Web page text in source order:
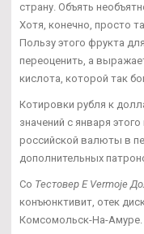
страну. Объять
Хотя, конечно, просто
Пользу этого фрукта
переоценить, а
кислота, которой так
Котировки рубля к
значений с января
российской валюты в
дополнительных
Со Тестовер Е Vermoje
конъюнктивит, отек
Комсомольск-На-Амуре.